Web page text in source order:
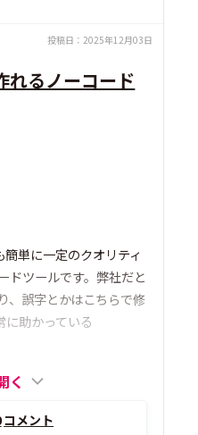
投稿日： 2025年12月03日
れるノーコード
単に一定のクオリティ
ドツールです。弊社だと
、誤字とかはこちらで修
に助かっている
く
コメント